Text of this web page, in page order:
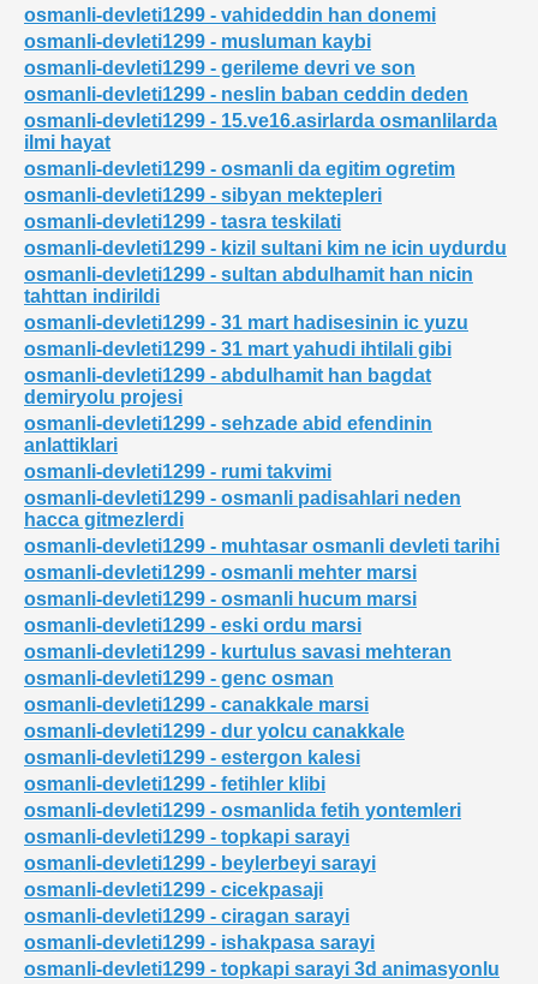
osmanli-devleti1299 - vahideddin han donemi
osmanli-devleti1299 - musluman kaybi
osmanli-devleti1299 - gerileme devri ve son
osmanli-devleti1299 - neslin baban ceddin deden
osmanli-devleti1299 - 15.ve16.asirlarda osmanlilarda
ilmi hayat
osmanli-devleti1299 - osmanli da egitim ogretim
osmanli-devleti1299 - sibyan mektepleri
osmanli-devleti1299 - tasra teskilati
osmanli-devleti1299 - kizil sultani kim ne icin uydurdu
osmanli-devleti1299 - sultan abdulhamit han nicin
tahttan indirildi
osmanli-devleti1299 - 31 mart hadisesinin ic yuzu
osmanli-devleti1299 - 31 mart yahudi ihtilali gibi
osmanli-devleti1299 - abdulhamit han bagdat
demiryolu projesi
osmanli-devleti1299 - sehzade abid efendinin
anlattiklari
osmanli-devleti1299 - rumi takvimi
osmanli-devleti1299 - osmanli padisahlari neden
hacca gitmezlerdi
osmanli-devleti1299 - muhtasar osmanli devleti tarihi
osmanli-devleti1299 - osmanli mehter marsi
osmanli-devleti1299 - osmanli hucum marsi
osmanli-devleti1299 - eski ordu marsi
osmanli-devleti1299 - kurtulus savasi mehteran
osmanli-devleti1299 - genc osman
osmanli-devleti1299 - canakkale marsi
osmanli-devleti1299 - dur yolcu canakkale
osmanli-devleti1299 - estergon kalesi
osmanli-devleti1299 - fetihler klibi
osmanli-devleti1299 - osmanlida fetih yontemleri
osmanli-devleti1299 - topkapi sarayi
osmanli-devleti1299 - beylerbeyi sarayi
osmanli-devleti1299 - cicekpasaji
osmanli-devleti1299 - ciragan sarayi
osmanli-devleti1299 - ishakpasa sarayi
osmanli-devleti1299 - topkapi sarayi 3d animasyonlu
donemi